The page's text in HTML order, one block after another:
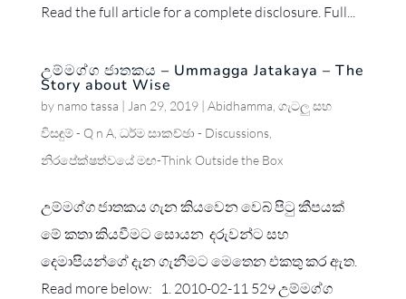
Read the full article for a complete disclosure. Full...
උම්මග්ග ජාතකය – Ummagga Jatakaya – The
Story about Wise
by namo tassa | Jan 29, 2019| Abidhamma ගැටලු සහ
විසඳුම් - Q n A, ධර්ම සාකච්ඡා - Discussions,
නිරපේක්ෂත්වයේ මඟ-Think Outside the Box
උම්මග්ග ජාතකය ගැන කියවෙන වෙබ් පිටු කීපයක්
මේ කතා කියවීමට සොයන දරුවන්ට සහ
දෙමාපියන්ගේ දැන ගැනීමට මෙතෙන එකතු කර ඇත.
Read more below: 1. 2010-02-11 529 උම්මග්ග